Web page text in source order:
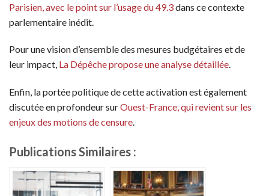
Parisien, avec le point sur l’usage du 49.3dans ce contexte
parlementaire inédit.
Pour une vision d’ensemble des mesures budgétaires et de
leur impact, La Dépêche propose une analyse détaillée.
Enfin, la portée politique de cette activation est également
discutée en profondeur surOuest-France, qui revient sur les
enjeux des motions de censure.
Publications Similaires :